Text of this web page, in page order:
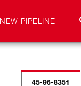
NEW PIPELINE
45-96-8351